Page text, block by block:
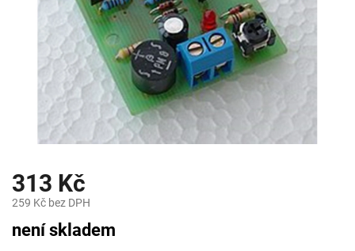
313 Kč
259 Kč bez DPH
cena:
není skladem